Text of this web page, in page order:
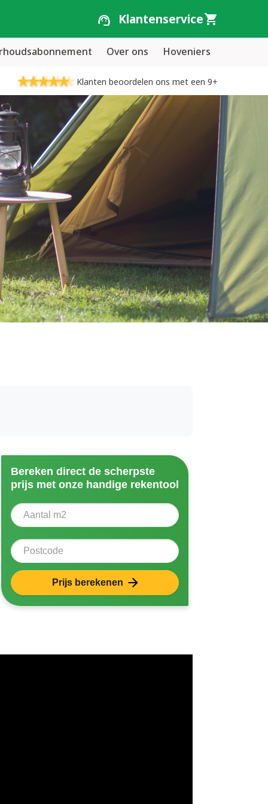
Klantenservice
Over ons Hoveniers
Klanten beoordelen ons met een 9+
Bereken direct de scherpste
prijs met onze handige rekentool
Aantal vierkante meter
Postcode
Prijs berekenen